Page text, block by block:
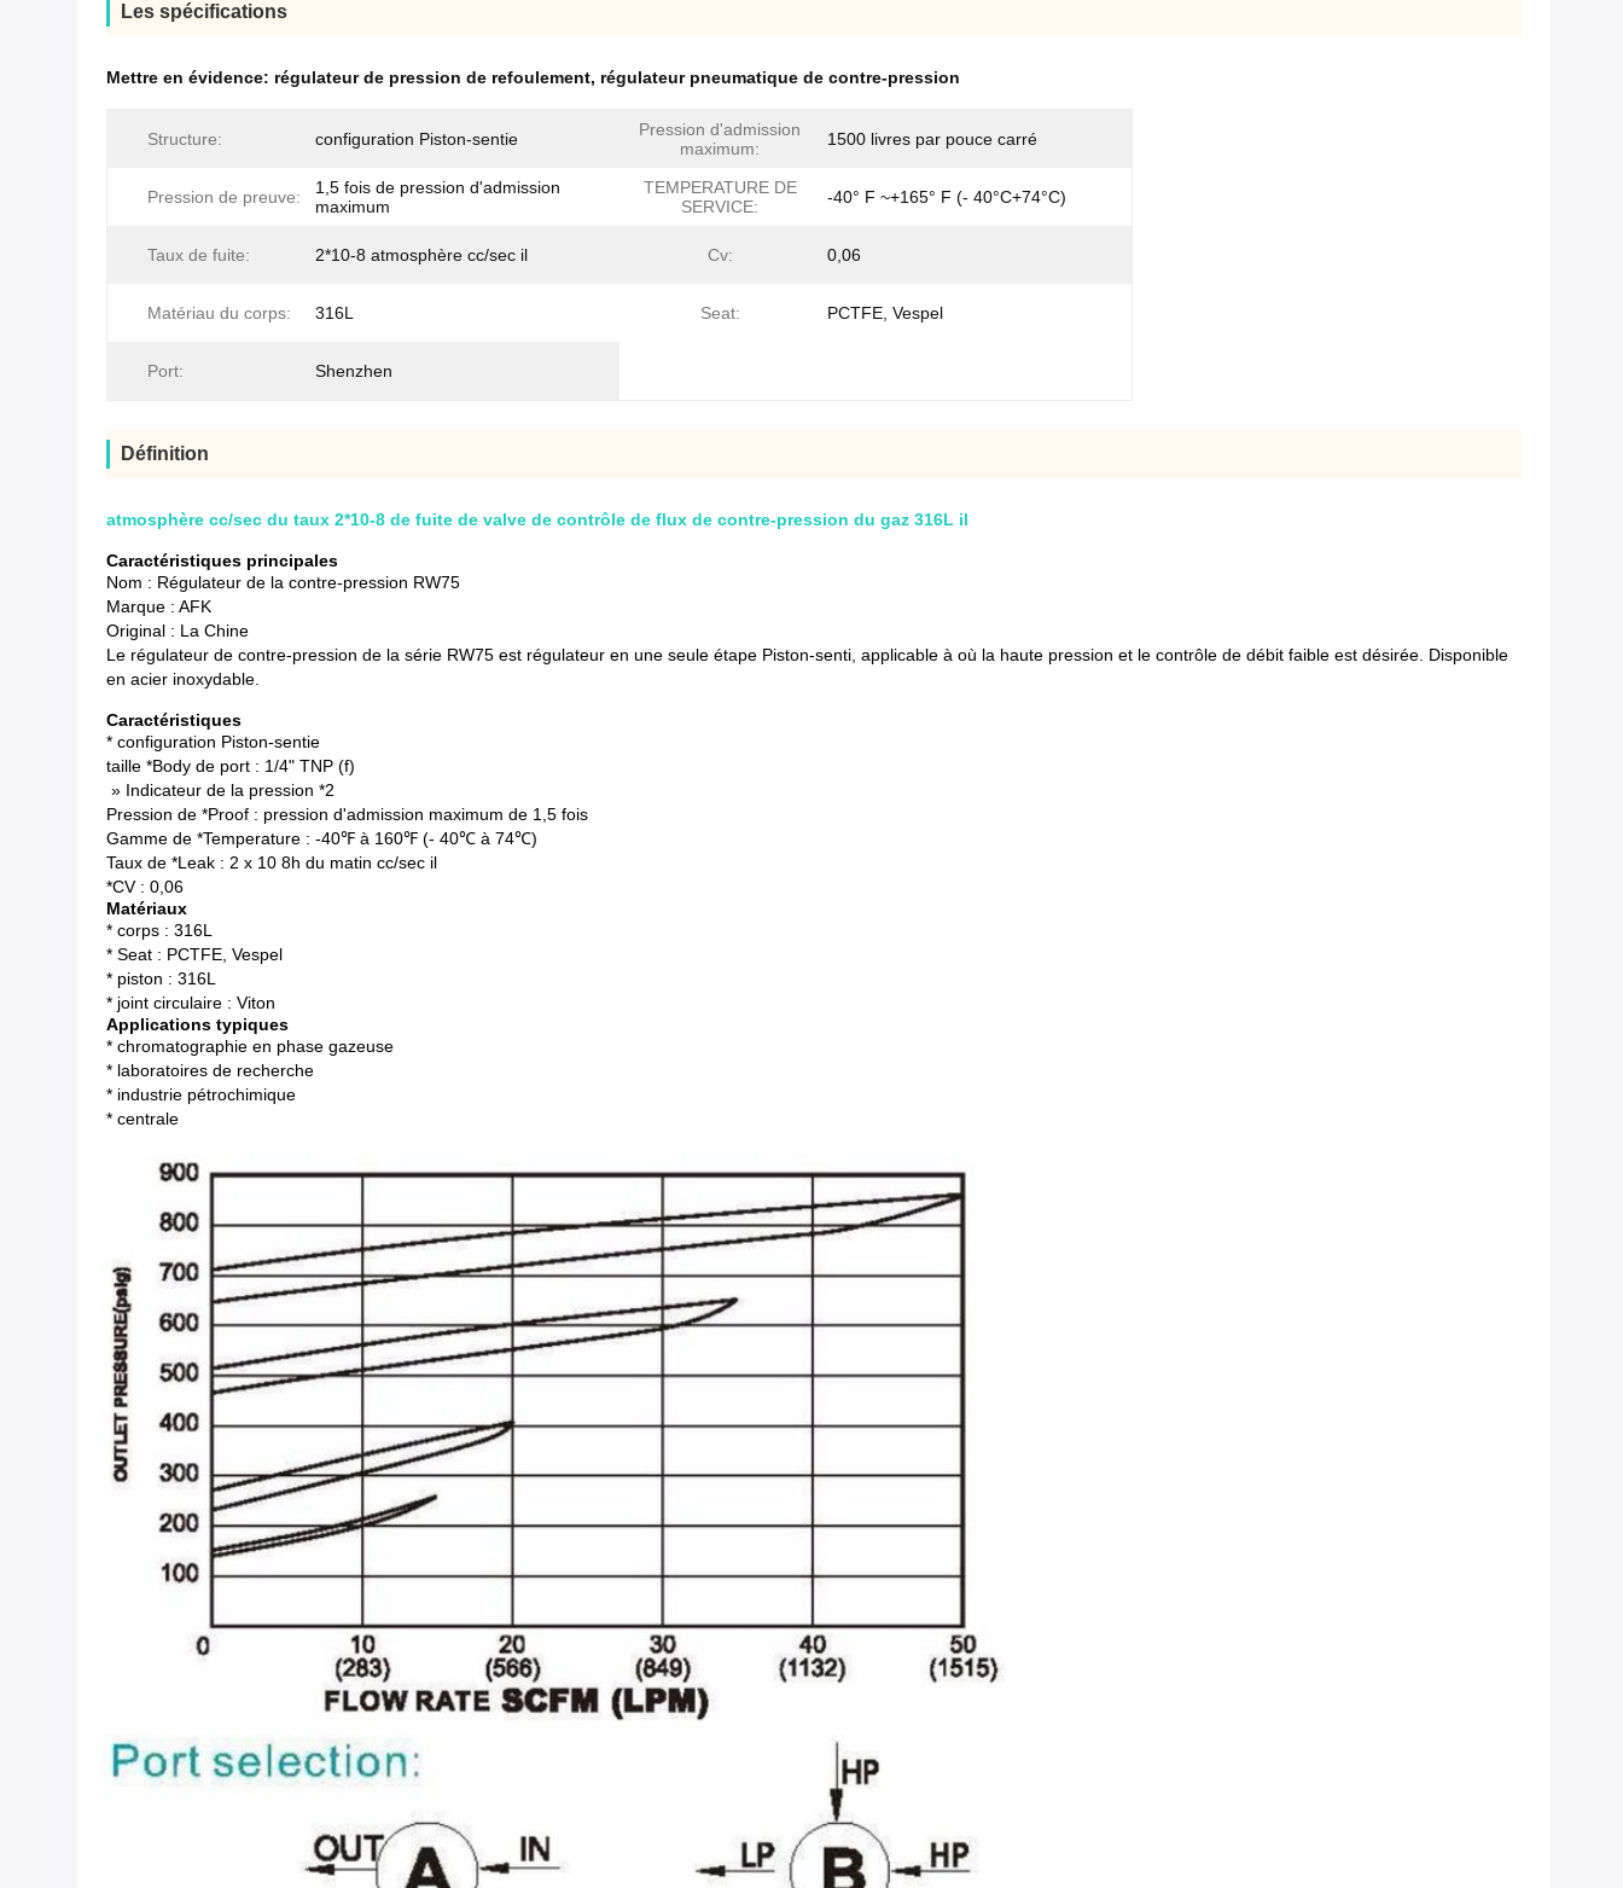
Les spécifications
Mettre en évidence: régulateur de pression de refoulement, régulateur pneumatique de contre-pression
Structure: configuration Piston-sentie
Pression d'admission
maximum:
1500 livres par pouce carré
Pression de preuve:
1,5 fois de pression d'admission
maximum
TEMPERATURE DE
SERVICE:
-40° F ~+165° F (- 40°C+74°C)
Taux de fuite: 2*10-8 atmosphère cc/sec il Cv: 0,06
Matériau du corps: 316L Seat: PCTFE, Vespel
Port: Shenzhen
Définition
atmosphère cc/sec du taux 2*10-8 de fuite de valve de contrôle de flux de contre-pression du gaz 316L il
Caractéristiques principales
Nom : Régulateur de la contre-pression RW75
Marque : AFK
Original : La Chine
Le régulateur de contre-pression de la série RW75 est régulateur en une seule étape Piston-senti, applicable à où la haute pression et le contrôle de débit faible est désirée. Disponible
en acier inoxydable.
Caractéristiques
* configuration Piston-sentie
taille *Body de port : 1/4" TNP (f)
» Indicateur de la pression *2
Pression de *Proof : pression d'admission maximum de 1,5 fois
Gamme de *Temperature : -40℉ à 160℉ (- 40℃ à 74℃)
Taux de *Leak : 2 x 10 8h du matin cc/sec il
*CV : 0,06
Matériaux
* corps : 316L
* Seat : PCTFE, Vespel
* piston : 316L
* joint circulaire : Viton
Applications typiques
* chromatographie en phase gazeuse
* laboratoires de recherche
* industrie pétrochimique
* centrale